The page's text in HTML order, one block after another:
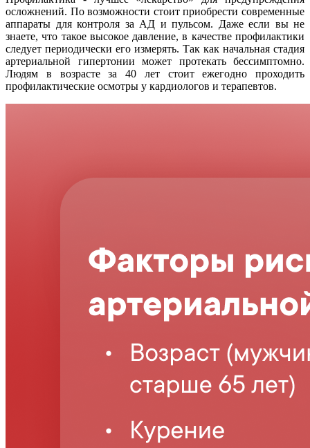
осложнений. По возможности стоит приобрести современные
аппараты для контроля за АД и пульсом. Даже если вы не
знаете, что такое высокое давление, в качестве профилактики
следует периодически его измерять. Так как начальная стадия
артериальной гипертонии может протекать бессимптомно.
Людям в возрасте за 40 лет стоит ежегодно проходить
профилактические осмотры у кардиологов и терапевтов.